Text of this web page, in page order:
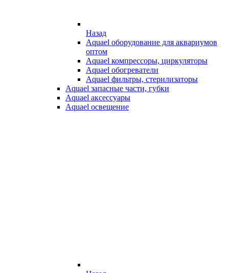
Назад
Aquael оборудование для аквариумов
оптом
Aquael компрессоры, циркуляторы
Aquael обогреватели
Aquael фильтры, стерилизаторы
Aquael запасные части, губки
Aquael аксессуары
Aquael освещение